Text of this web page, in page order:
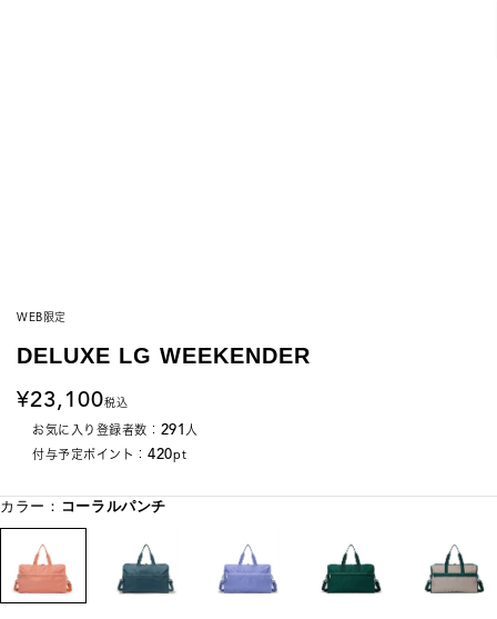
WEB限定
DELUXE LG WEEKENDER
23,100税込
お気に入り登録者数： 291 人
付与予定ポイント： 420pt
カラー： コーラルパンチ